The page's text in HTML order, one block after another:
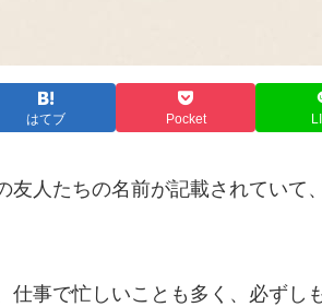
はてブ Pocket
友人たちの名前が記載されていて
仕事で忙しいことも多く、必ずし